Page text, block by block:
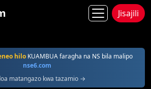
Jisajili
hilo KUAMBUA faragha na NS bila malipo
nse6.com
matangazo kwa tazamio →